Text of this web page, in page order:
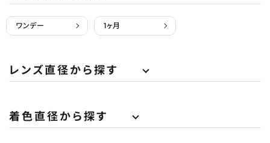
ワンデー 1ヶ月
レンズ直径から探す
着色直径から探す